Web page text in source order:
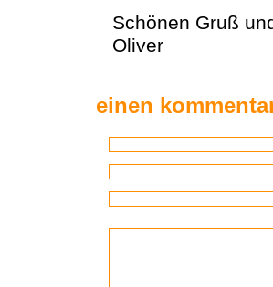
Schönen Gruß
Oliver
einen